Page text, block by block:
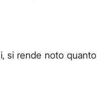
si rende noto quanto